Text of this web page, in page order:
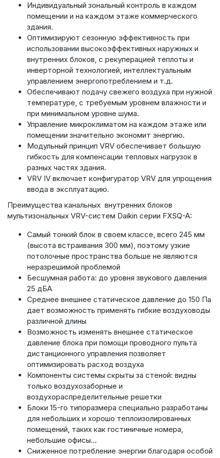
Индивидуальный зональный контроль в каждом
помещении и на каждом этаже коммерческого
здания.
Оптимизируют сезонную эффективность при
использовании высокоэффективных наружных и
внутренних блоков, с рекуперацией теплоты и
инверторной технологией, интеллектуальным
управлением энергопотреблением и т.д.
Обеспечивают подачу свежего воздуха при нужной
температуре, с требуемым уровнем влажности и
при минимальном уровне шума.
Управление микроклиматом на каждом этаже или
помещении значительно экономит энергию.
Модульный принцип VRV обеспечивает большую
гибкость для компенсации тепловых нагрузок в
разных частях здания.
VRV IV включает конфигуратор VRV для упрощения
ввода в эксплуатацию.
Преимущества канальных внутренних блоков
мультизональных VRV-систем Daikin серии FXSQ-A:
Самый тонкий блок в своем классе, всего 245 мм
(высота встраивания 300 мм), поэтому узкие
потолочные пространства больше не являются
неразрешимой проблемой
Бесшумная работа: до уровня звукового давления
25 дБА
Среднее внешнее статическое давление до 150 Па
дает возможность применять гибкие воздуховоды
различной длины
Возможность изменять внешнее статическое
давление блока при помощи проводного пульта
дистанционного управления позволяет
оптимизировать расход воздуха
Компоненты системы скрыты за стеной: видны
только воздухозаборные и
воздухораспределительные решетки
Блоки 15-го типоразмера специально разработаны
для небольших и хорошо теплоизолированных
помещений, таких как гостиничные номера,
небольшие офисы...
Сниженное потребление энергии благодаря особой